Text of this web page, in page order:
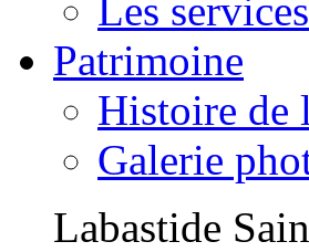
Les
Patrimoine
Histoire de
Galerie
Labastide